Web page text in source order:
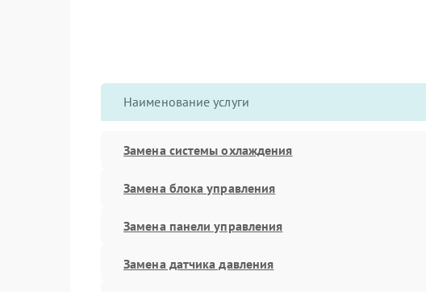
Наименование услуги
Замена системы охлаждения
Замена блока управления
Замена панели управления
Замена датчика давления